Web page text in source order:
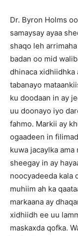
Dr. Byron Holms
samaysay ayaa
shaqo leh
badan oo mid
dhinaca xidhiidhka
tabanayo
ku doodaan in ay
uu doonayo iyo
fahmo. Markii ay
ogaadeen in
kuwa jacaylka ama
sheegay in ay
noocyadeeda kala
muhiim ah ka
markaana ay
xidhiidh ee uu
maskaxda qofka.